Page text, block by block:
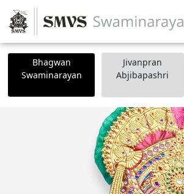
Bhagwan
Swaminarayan
Jivanpran
Abjibapashri